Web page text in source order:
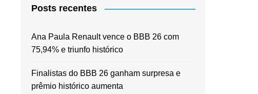
Posts recentes
Ana Paula Renault vence o BBB 26 com
75,94% e triunfo histórico
Finalistas do BBB 26 ganham surpresa e
prêmio histórico aumenta